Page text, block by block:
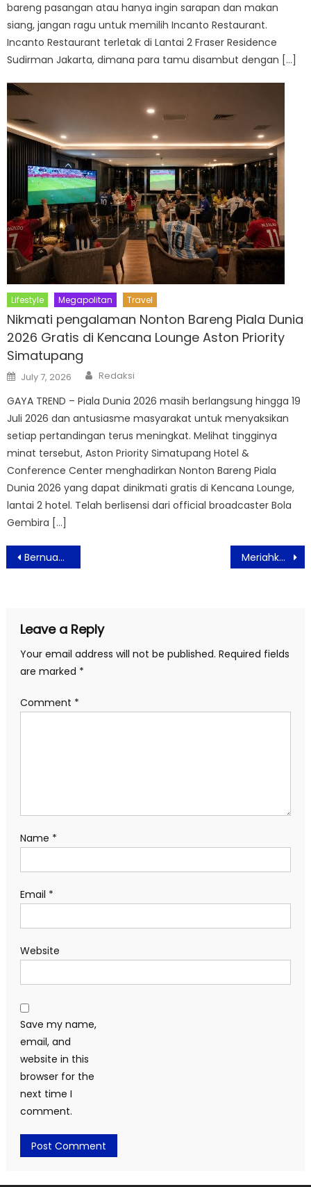
bareng pasangan atau hanya ingin sarapan dan makan
siang, jangan ragu untuk memilih Incanto Restaurant.
Incanto Restaurant terletak di Lantai 2 Fraser Residence
Sudirman Jakarta, dimana para tamu disambut dengan […]
Lifestyle Megapolitan Travel
Nikmati pengalaman Nonton Bareng Piala Dunia
2026 Gratis di Kencana Lounge Aston Priority
Simatupang
Posted
on
July 7, 2026 Author
Redaksi
GAYA TREND – Piala Dunia 2026 masih berlangsung hingga 19
Juli 2026 dan antusiasme masyarakat untuk menyaksikan
setiap pertandingan terus meningkat. Melihat tingginya
minat tersebut, Aston Priority Simatupang Hotel &
Conference Center menghadirkan Nonton Bareng Piala
Dunia 2026 yang dapat dinikmati gratis di Kencana Lounge,
lantai 2 hotel. Telah berlisensi dari official broadcaster Bola
Gembira […]
Post
navigation
Bernuansa Maroko, Aston Bogor Tawarkan Pengalaman Berbuka Puasa dengan Sajian Nusantara Hingga Timur Tengah Meriahkan Bulan Suci Ramadan, Aviari Bintaro Hadir Dalam Ramadan Penuh Sensasi
Leave a Reply
Your email address will not be published. Required fields
are marked *
Comment *
Name *
Email *
Website
Save my name,
email, and
website in this
browser for the
next time I
comment.